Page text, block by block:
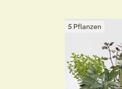
5 Pflanzen